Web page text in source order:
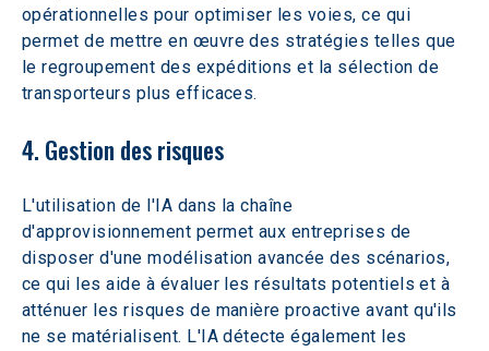
opérationnelles pour optimiser les voies, ce qui
permet de mettre en œuvre des stratégies telles que
le regroupement des expéditions et la sélection de
transporteurs plus efficaces.
4. Gestion des risques
L'utilisation de l'IA dans la chaîne
d'approvisionnement permet aux entreprises de
disposer d'une modélisation avancée des scénarios,
ce qui les aide à évaluer les résultats potentiels et à
atténuer les risques de manière proactive avant qu'ils
ne se matérialisent. L'IA détecte également les